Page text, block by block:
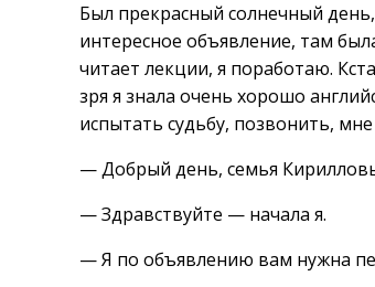
Был прекрасный солнечный
интересное объявление, там
читает лекции, я поработаю.
зря я знала очень хорошо
испытать судьбу, позвонить,
— Добрый день, семья
— Здравствуйте — начала я.
— Я по объявлению вам нужна